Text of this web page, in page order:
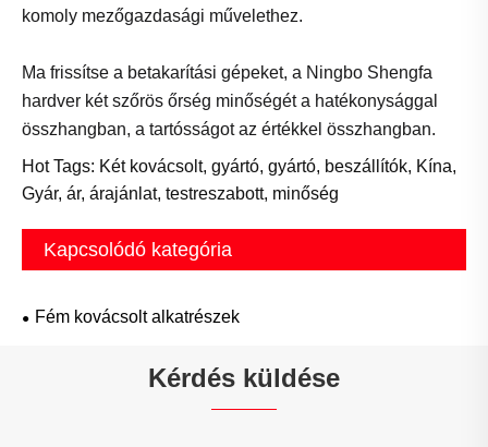
komoly mezőgazdasági művelethez.
Ma frissítse a betakarítási gépeket, a Ningbo Shengfa
hardver két szőrös őrség minőségét a hatékonysággal
összhangban, a tartósságot az értékkel összhangban.
Hot Tags: Két kovácsolt, gyártó, gyártó, beszállítók, Kína,
Gyár, ár, árajánlat, testreszabott, minőség
Kapcsolódó kategória
Fém kovácsolt alkatrészek
Kérdés küldése